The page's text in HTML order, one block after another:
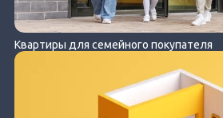
Квартиры для семейного покупателя